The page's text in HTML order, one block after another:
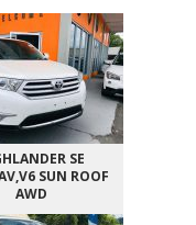
SE
SUN ROOF
AWD